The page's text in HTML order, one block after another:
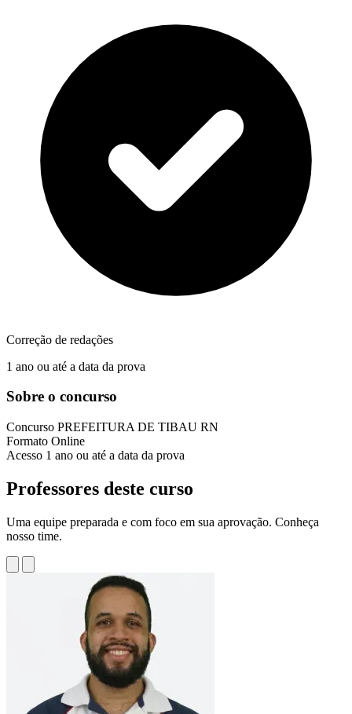
Correção de redações
1 ano ou até a data da prova
Sobre o concurso
Concurso PREFEITURA DE TIBAU RN
Formato Online
Acesso 1 ano ou até a data da prova
Professores deste curso
Uma equipe preparada e com foco em sua aprovação. Conheça
nosso time.